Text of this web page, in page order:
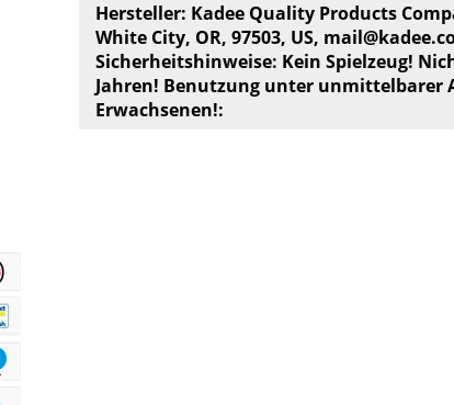
Hersteller: Kadee Quality Products
White City, OR, 97503, US,
Sicherheitshinweise: Kein Spielzeug!
Jahren! Benutzung unter unmittelbarer
Erwachsenen!: